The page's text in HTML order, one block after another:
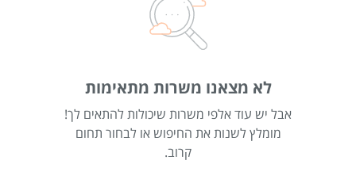
לא מצאנו משרות מתאימות
אבל יש עוד אלפי משרות שיכולות להתאים לך!
מומלץ לשנות את החיפוש או לבחור תחום
קרוב.